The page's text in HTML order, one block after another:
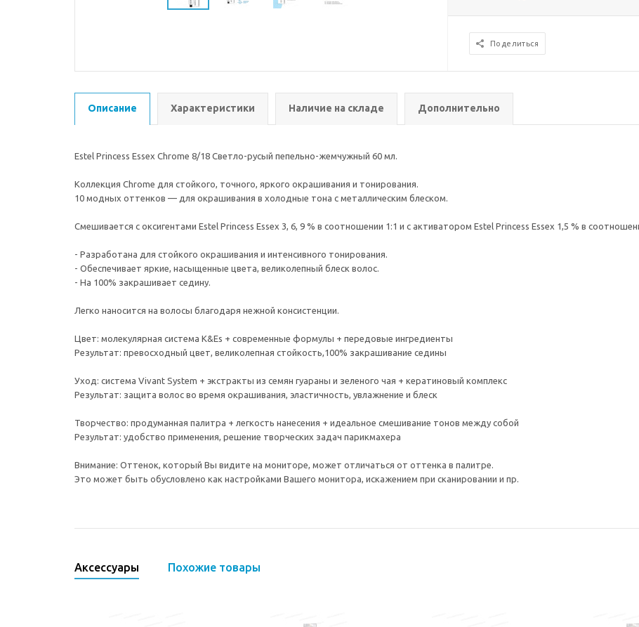
Поделиться
Описание Характеристики Наличие на складе Дополнительно
Estel Princess Essex Chrome 8/18 Светло-русый пепельно-жемчужный 60 мл.
Коллекция Chrome для стойкого, точного, яркого окрашивания и тонирования.
10 модных оттенков — для окрашивания в холодные тона с металлическим блеском.
Смешивается с оксигентами Estel Princess Essex 3, 6, 9 % в соотношении 1:1 и с активатором Estel Princess Essex 1,5 % в
- Разработана для стойкого окрашивания и интенсивного тонирования.
- Обеспечивает яркие, насыщенные цвета, великолепный блеск волос.
- На 100% закрашивает седину.
Легко наносится на волосы благодаря нежной консистенции.
Цвет: молекулярная система K&Es + современные формулы + передовые ингредиенты
Результат: превосходный цвет, великолепная стойкость,100% закрашивание седины
Уход: система Vivant System + экстракты из семян гуараны и зеленого чая + кератиновый комплекс
Результат: защита волос во время окрашивания, эластичность, увлажнение и блеск
Творчество: продуманная палитра + легкость нанесения + идеальное смешивание тонов между собой
Результат: удобство применения, решение творческих задач парикмахера
Внимание: Оттенок, который Вы видите на мониторе, может отличаться от оттенка в палитре.
Это может быть обусловлено как настройками Вашего монитора, искажением при сканировании и пр.
Аксессуары Похожие товары